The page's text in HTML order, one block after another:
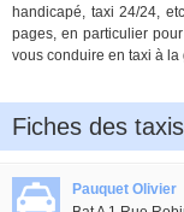
handicapé, taxi 24/24,
pages, en particulier
vous conduire en taxi à
Fiches des
Pauquet Olivier